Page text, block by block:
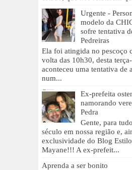
Urgente -
modelo da
sofre tentativa
Pedreiras
Ela foi atingida no pescoço
volta das 10h30, desta
aconteceu uma tentativa de
num...
Ex-prefeita
namorando
Pedra
Gente, para
século em nossa região e,
exclusividade do Blog
Mayane!!! A ex-prefeit...
Aprenda a ser bonito